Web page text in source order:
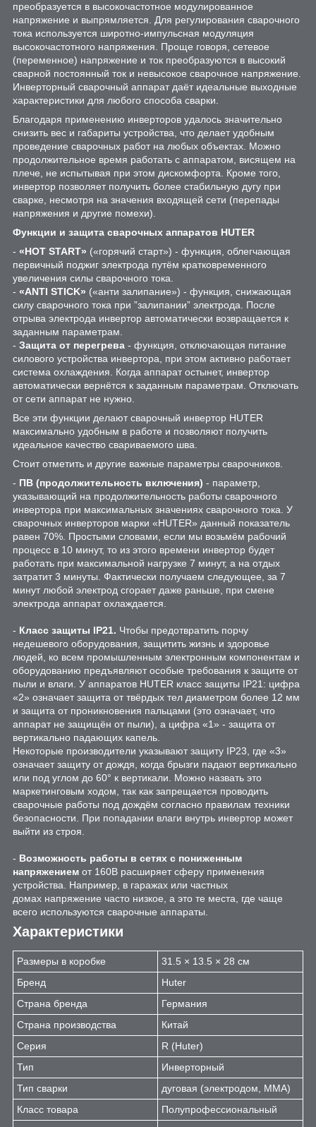
преобразуется в высокочастотное модулированное
напряжение и выпрямляется. Для регулирования сварочного
тока используется широтно-импульсная модуляция
высокочастотного напряжения. Проще говоря, сетевое
(переменное) напряжение и ток преобразуются в высокий
сварной постоянный ток и невысокое сварочное напряжение.
Инверторный сварочный аппарат даёт идеальные выходные
характеристики для любого способа сварки.
Благодаря применению инверторов удалось значительно
снизить вес и габариты устройства, что делает удобным
проведение сварочных работ на любых объектах. Можно
продолжительное время работать с аппаратом, висящем на
плече, не испытывая при этом дискомфорта. Кроме того,
инвертор позволяет получить более стабильную дугу при
сварке, несмотря на значения входящей сети (перепады
напряжения и другие помехи).
Функции и защита сварочных аппаратов HUTER
- «HOT START» («горячий старт») - функция, облегчающая
первичный поджиг электрода путём кратковременного
увеличения силы сварочного тока.
- «ANTI STICK» («анти залипание») - функция, снижающая
силу сварочного тока при ”залипании” электрода. После
отрыва электрода инвертор автоматически возвращается к
заданным параметрам.
- Защита от перегрева - функция, отключающая питание
силового устройства инвертора, при этом активно работает
система охлаждения. Когда аппарат остынет, инвертор
автоматически вернётся к заданным параметрам. Отключать
от сети аппарат не нужно.
Все эти функции делают сварочный инвертор HUTER
максимально удобным в работе и позволяют получить
идеальное качество свариваемого шва.
Стоит отметить и другие важные параметры сварочников.
- ПВ (продолжительность включения) - параметр,
указывающий на продолжительность работы сварочного
инвертора при максимальных значениях сварочного тока. У
сварочных инверторов марки «HUTER» данный показатель
равен 70%. Простыми словами, если мы возьмём рабочий
процесс в 10 минут, то из этого времени инвертор будет
работать при максимальной нагрузке 7 минут, а на отдых
затратит 3 минуты. Фактически получаем следующее, за 7
минут любой электрод сгорает даже раньше, при смене
электрода аппарат охлаждается.
- Класс защиты IP21. Чтобы предотвратить порчу
недешевого оборудования, защитить жизнь и здоровье
людей, ко всем промышленным электронным компонентам и
оборудованию предъявляют особые требования к защите от
пыли и влаги. У аппаратов HUTER класс защиты IP21: цифра
«2» означает защита от твёрдых тел диаметром более 12 мм
и защита от проникновения пальцами (это означает, что
аппарат не защищён от пыли), а цифра «1» - защита от
вертикально падающих капель.
Некоторые производители указывают защиту IP23, где «3»
означает защиту от дождя, когда брызги падают вертикально
или под углом до 60° к вертикали. Можно назвать это
маркетинговым ходом, так как запрещается проводить
сварочные работы под дождём согласно правилам техники
безопасности. При попадании влаги внутрь инвертор может
выйти из строя.
- Возможность работы в сетях с пониженным
напряжением от 160В расширяет сферу применения
устройства. Например, в гаражах или частных
домах напряжение часто низкое, а это те места, где чаще
всего используются сварочные аппараты.
Характеристики
Размеры в коробке
31.5 × 13.5 × 28 см
Бренд
Huter
Страна бренда
Германия
Страна производства
Китай
Серия
R (Huter)
Тип
Инверторный
Тип сварки
дуговая (электродом, MMA)
Класс товара
Полупрофессиональный